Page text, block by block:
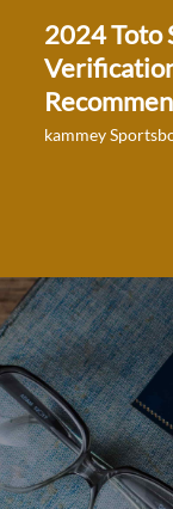
content
2024 Toto
kammey